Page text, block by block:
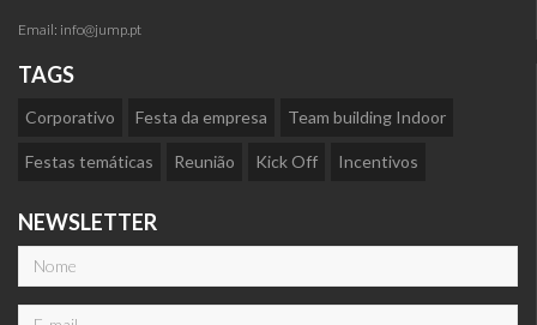
Email: info@jump.pt
TAGS
Corporativo Festa da empresa Team building Indoor
Festas temáticas Reunião Kick Off Incentivos
NEWSLETTER